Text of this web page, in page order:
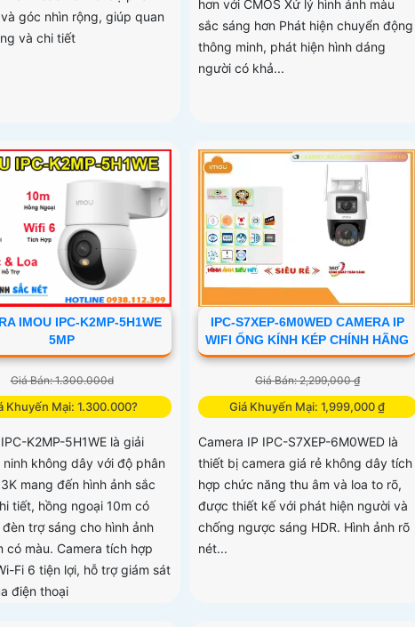
góc nhìn rộng, giúp quan
và chi tiết
hơn với CMOS Xử lý hình ảnh màu
sắc sáng hơn Phát hiện chuyển động
thông minh, phát hiện hình dáng
người có khả...
IMOU IPC-K2MP-5H1WE
5MP
Giá Bán: 1.300.000d
Khuyến Mại: 1.300.000?
K2MP-5H1WE là giải
ninh không dây với độ phân
mang đến hình ảnh sắc
tiết, hồng ngoại 10m có
trợ sáng cho hình ảnh
có màu. Camera tích hợp
Fi 6 tiện lợi, hỗ trợ giám sát
điện thoại
IPC-S7XEP-6M0WED CAMERA IP
WIFI ỐNG KÍNH KÉP CHÍNH HÃNG
Giá Bán: 2,299,000 ₫
Giá Khuyến Mại: 1,999,000 ₫
Camera IP IPC-S7XEP-6M0WED là
thiết bị camera giá rẻ không dây tích
hợp chức năng thu âm và loa to rõ,
được thiết kế với phát hiện người và
chống ngược sáng HDR. Hình ảnh rõ
nét...